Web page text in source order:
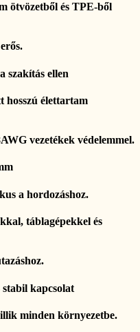
ötvözetből és TPE-ből
szakítás ellen
hosszú élettartam
vezetékek védelemmel.
a hordozáshoz.
táblagépekkel és
stabil kapcsolat
minden környezetbe.